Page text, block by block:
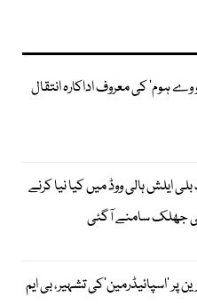
وے ہوم‘ کی معروف اداکارہ انتقال
ایلش ہالی ووڈ میں کیا نیا کرنے
جھلک سامنے آگئی
پر ’اسپائیڈرمین‘کی تشہیر، بی ایم